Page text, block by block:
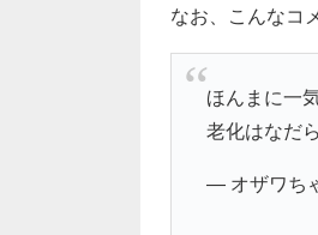
なお、こんなコ
ほんまに一
老化はなだ
— オザワち